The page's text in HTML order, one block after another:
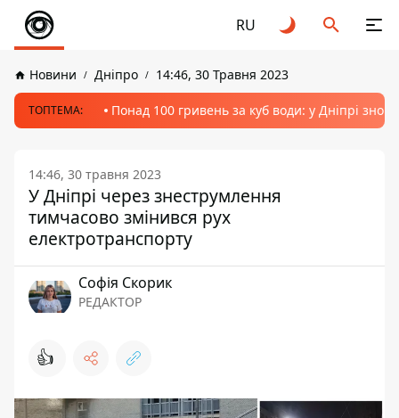
RU
Новини Дніпро 14:46, 30 Травня 2023
ТОПТЕМА: Понад 100 гривень за куб води: у Дніпрі
14:46, 30 травня 2023
У Дніпрі через знеструмлення
тимчасово змінився рух
електротранспорту
Софія Скорик
РЕДАКТОР
👍